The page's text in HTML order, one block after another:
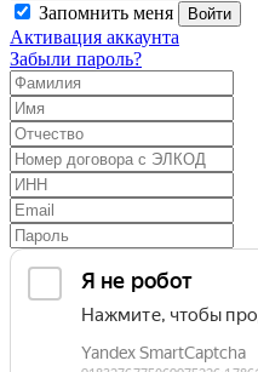
Запомнить меня Войти
Активация аккаунта
Забыли пароль?